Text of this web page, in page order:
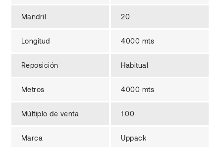
Mandril 20
Longitud 4000 mts
Reposición Habitual
Metros 4000 mts
Múltiplo de venta 1.00
Marca Uppack